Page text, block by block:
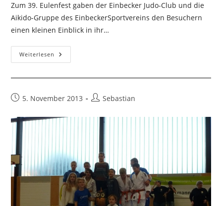
Zum 39. Eulenfest gaben der Einbecker Judo-Club und die
Aikido-Gruppe des EinbeckerSportvereins den Besuchern
einen kleinen Einblick in ihr…
Weiterlesen Kampfsportvorführungen
Eulenfest
Beitrag5. November 2013
Beitrags-
Sebastian